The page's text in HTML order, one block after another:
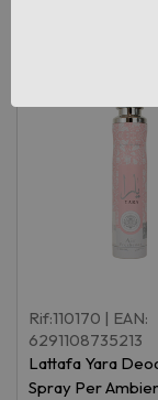
Rif:110170 | EAN:
6291108735213
Lattafa Yara
Spray Per